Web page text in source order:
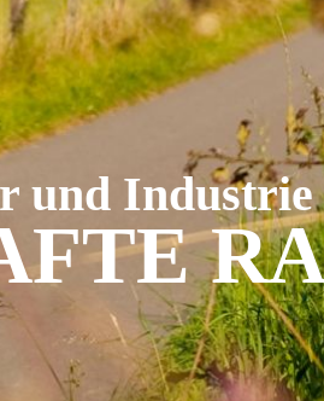
und Industrie